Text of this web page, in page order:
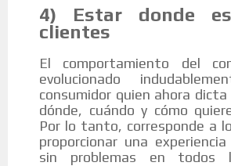
4) Estar donde
clientes
El comportamiento del
evolucionado
consumidor quien ahora dicta
dónde, cuándo y cómo
Por lo tanto, corresponde a
proporcionar una
sin problemas en todos